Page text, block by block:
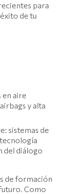
para
de tu
aire
y alta
sistemas de
del diálogo
de formación
Como